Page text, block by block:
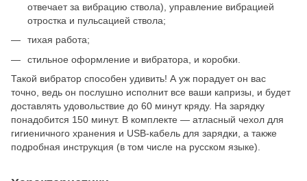
отвечает за вибрацию ствола), управление вибрацией
отростка и пульсацией ствола;
тихая работа;
стильное оформление и вибратора, и коробки.
Такой вибратор способен удивить! А уж порадует он вас
точно, ведь он послушно исполнит все ваши капризы, и будет
доставлять удовольствие до 60 минут кряду. На зарядку
понадобится 150 минут. В комплекте — атласный чехол для
гигиеничного хранения и USB-кабель для зарядки, а также
подробная инструкция (в том числе на русском языке).